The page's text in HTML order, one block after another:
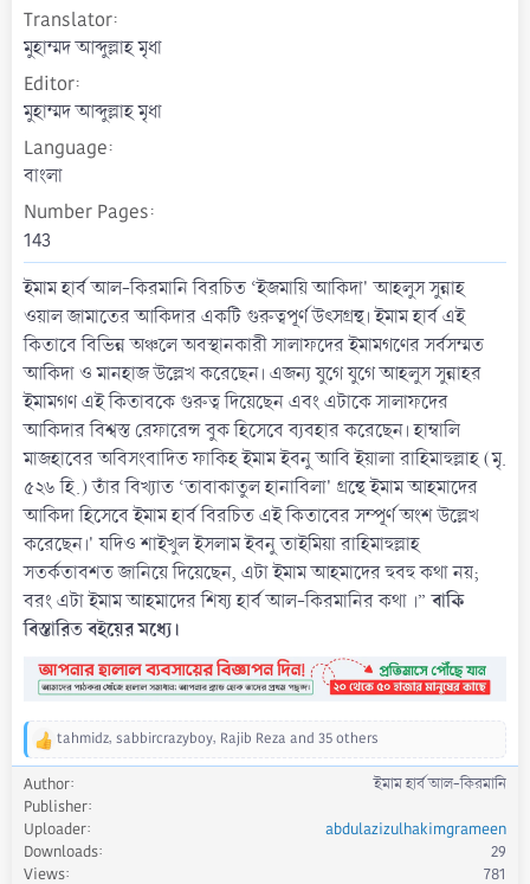
Translator
মুহাম্মদ আব্দুল্লাহ মৃধা
Editor
মুহাম্মদ আব্দুল্লাহ মৃধা
Language
বাংলা
Number Pages
143
ইমাম হার্ব আল-কিরমানি বিরচিত ‘ইজমায়ি আকিদা' আহলুস সুন্নাহ
ওয়াল জামাতের আকিদার একটি গুরুত্বপূর্ণ উৎসগ্রন্থ। ইমাম হার্ব এই
কিতাবে বিভিন্ন অঞ্চলে অবস্থানকারী সালাফদের ইমামগণের সর্বসম্মত
আকিদা ও মানহাজ উল্লেখ করেছেন। এজন্য যুগে যুগে আহলুস সুন্নাহর
ইমামগণ এই কিতাবকে গুরুত্ব দিয়েছেন এবং এটাকে সালাফদের
আকিদার বিশ্বস্ত রেফারেন্স বুক হিসেবে ব্যবহার করেছেন। হাম্বালি
মাজহাবের অবিসংবাদিত ফাকিহ ইমাম ইবনু আবি ইয়ালা রাহিমাহুল্লাহ (মৃ.
৫২৬ হি.) তাঁর বিখ্যাত ‘তাবাকাতুল হানাবিলা' গ্রন্থে ইমাম আহমাদের
আকিদা হিসেবে ইমাম হার্ব বিরচিত এই কিতাবের সম্পূর্ণ অংশ উল্লেখ
করেছেন।' যদিও শাইখুল ইসলাম ইবনু তাইমিয়া রাহিমাহুল্লাহ
সতর্কতাবশত জানিয়ে দিয়েছেন, এটা ইমাম আহমাদের হুবহু কথা নয়;
বরং এটা ইমাম আহমাদের শিষ্য হার্ব আল-কিরমানির কথা ।”বাকি
বিস্তারিত বইয়ের মধ্যে।
R
e
a
c
t
i
o
tahmidz, sabbircrazyboy, Rajib Reza and 35 others
Author
ইমাম হার্ব আল-কিরমানি
Publisher
Uploader
abdulazizulhakimgrameen
Downloads
29
Views
781